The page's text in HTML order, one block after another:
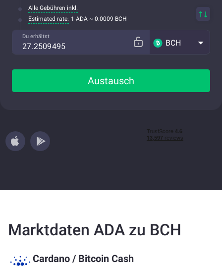
Alle Gebühren inkl.
Estimated rate: 1 ADA ~ 0.0009 BCH
Du erhältst
BCH
Austausch
Marktdaten ADA zu BCH
Cardano / Bitcoin Cash